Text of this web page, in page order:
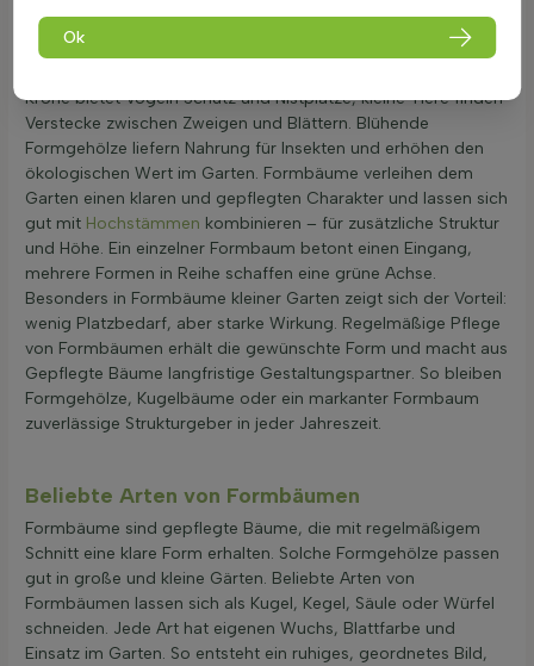
Licht weich filtern und interessante Schattenspiele erzeugen.
Viele Arten tragen frisches grünes Laub, das im Herbst eine
Krone bietet Vögeln Schutz und Nistplätze, kleine Tiere finden
Verstecke zwischen Zweigen und Blättern. Blühende
Formgehölze liefern Nahrung für Insekten und erhöhen den
ökologischen Wert im Garten. Formbäume verleihen dem
Garten einen klaren und gepflegten Charakter und lassen sich
gut mit Hochstämmen kombinieren – für zusätzliche Struktur
und Höhe. Ein einzelner Formbaum betont einen Eingang,
mehrere Formen in Reihe schaffen eine grüne Achse.
Besonders in Formbäume kleiner Garten zeigt sich der Vorteil:
wenig Platzbedarf, aber starke Wirkung. Regelmäßige Pflege
von Formbäumen erhält die gewünschte Form und macht aus
Gepflegte Bäume langfristige Gestaltungspartner. So bleiben
Formgehölze, Kugelbäume oder ein markanter Formbaum
zuverlässige Strukturgeber in jeder Jahreszeit.
Beliebte Arten von Formbäumen
Formbäume sind gepflegte Bäume, die mit regelmäßigem
Schnitt eine klare Form erhalten. Solche Formgehölze passen
gut in große und kleine Gärten. Beliebte Arten von
Formbäumen lassen sich als Kugel, Kegel, Säule oder Würfel
schneiden. Jede Art hat eigenen Wuchs, Blattfarbe und
Einsatz im Garten. So entsteht ein ruhiges, geordnetes Bild,
Ok